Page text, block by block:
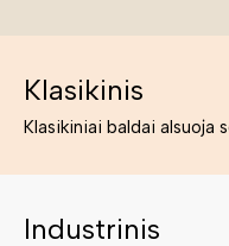
Klasikinis
Industrinis